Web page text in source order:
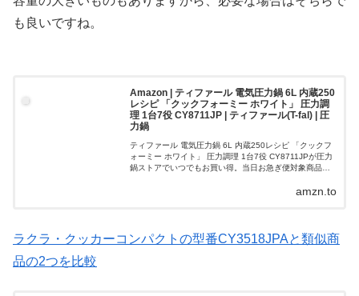
も良いですね。
Amazon | ティファール 電気圧力鍋 6L 内蔵250
レシピ 「クックフォーミー ホワイト」 圧力調
理 1台7役 CY8711JP | ティファール(T-fal) | 圧
力鍋
ティファール 電気圧力鍋 6L 内蔵250レシピ 「クックフ
ォーミー ホワイト」 圧力調理 1台7役 CY8711JPが圧力
鍋ストアでいつでもお買い得。当日お急ぎ便対象商品
amzn.to
ラクラ・クッカーコンパクトの型番CY3518JPAと類似商
品の2つを比較